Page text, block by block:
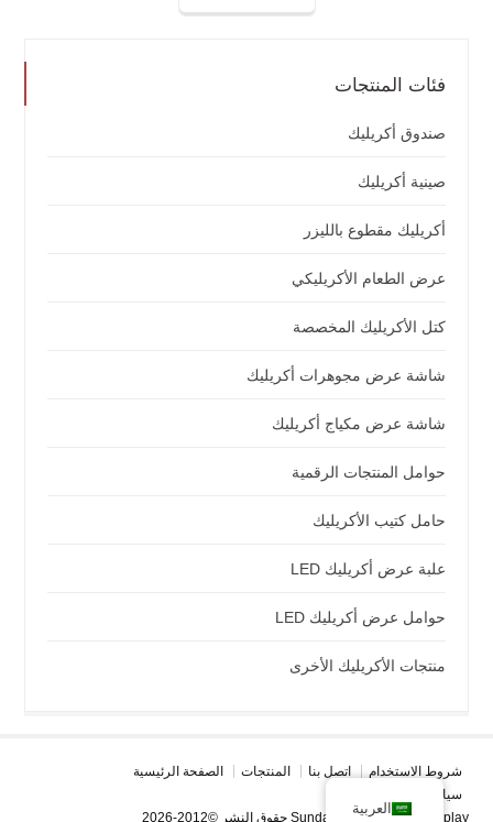
فئات المنتجات
صندوق أكريليك
صينية أكريليك
أكريليك مقطوع بالليزر
عرض الطعام الأكريليكي
كتل الأكريليك المخصصة
شاشة عرض مجوهرات أكريليك
شاشة عرض مكياج أكريليك
حوامل المنتجات الرقمية
حامل كتيب الأكريليك
علبة عرض أكريليك LED
حوامل عرض أكريليك LED
منتجات الأكريليك الأخرى
الصفحة الرئيسية المنتجات اتصل بنا
شروط الاستخدام
سياسة الخصوصية
حقوق النشر ©2012-2026 Sunday Knight Acrylic Display
العربية